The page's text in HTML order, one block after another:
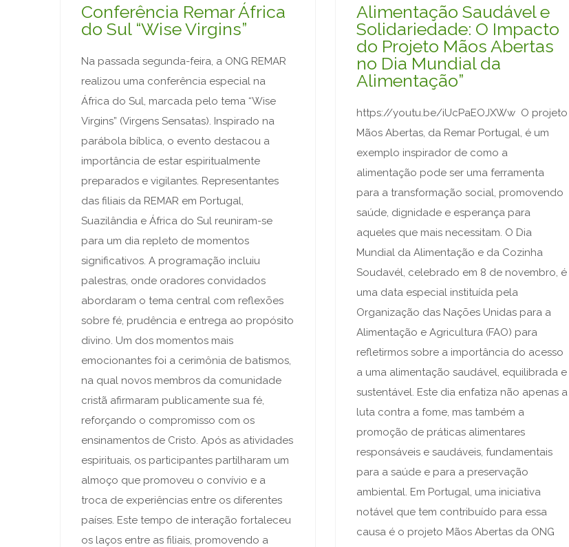
Conferência Remar África
do Sul “Wise Virgins”
Na passada segunda-feira, a ONG REMAR
realizou uma conferência especial na
África do Sul, marcada pelo tema “Wise
Virgins” (Virgens Sensatas). Inspirado na
parábola bíblica, o evento destacou a
importância de estar espiritualmente
preparados e vigilantes. Representantes
das filiais da REMAR em Portugal,
Suazilândia e África do Sul reuniram-se
para um dia repleto de momentos
significativos. A programação incluiu
palestras, onde oradores convidados
abordaram o tema central com reflexões
sobre fé, prudência e entrega ao propósito
divino. Um dos momentos mais
emocionantes foi a cerimônia de batismos,
na qual novos membros da comunidade
cristã afirmaram publicamente sua fé,
reforçando o compromisso com os
ensinamentos de Cristo. Após as atividades
espirituais, os participantes partilharam um
almoço que promoveu o convívio e a
troca de experiências entre os diferentes
países. Este tempo de interação fortaleceu
os laços entre as filiais, promovendo a
Alimentação Saudável e
Solidariedade: O Impacto
do Projeto Mãos Abertas
no Dia Mundial da
Alimentação”
https://youtu.be/iUcPaEOJXWw O projeto
Mãos Abertas, da Remar Portugal, é um
exemplo inspirador de como a
alimentação pode ser uma ferramenta
para a transformação social, promovendo
saúde, dignidade e esperança para
aqueles que mais necessitam. O Dia
Mundial da Alimentação e da Cozinha
Soudavél, celebrado em 8 de novembro, é
uma data especial instituída pela
Organização das Nações Unidas para a
Alimentação e Agricultura (FAO) para
refletirmos sobre a importância do acesso
a uma alimentação saudável, equilibrada e
sustentável. Este dia enfatiza não apenas a
luta contra a fome, mas também a
promoção de práticas alimentares
responsáveis e saudáveis, fundamentais
para a saúde e para a preservação
ambiental. Em Portugal, uma iniciativa
notável que tem contribuído para essa
causa é o projeto Mãos Abertas da ONG